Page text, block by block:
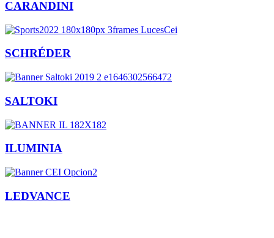
CARANDINI
SCHRÉDER
SALTOKI
ILUMINIA
LEDVANCE